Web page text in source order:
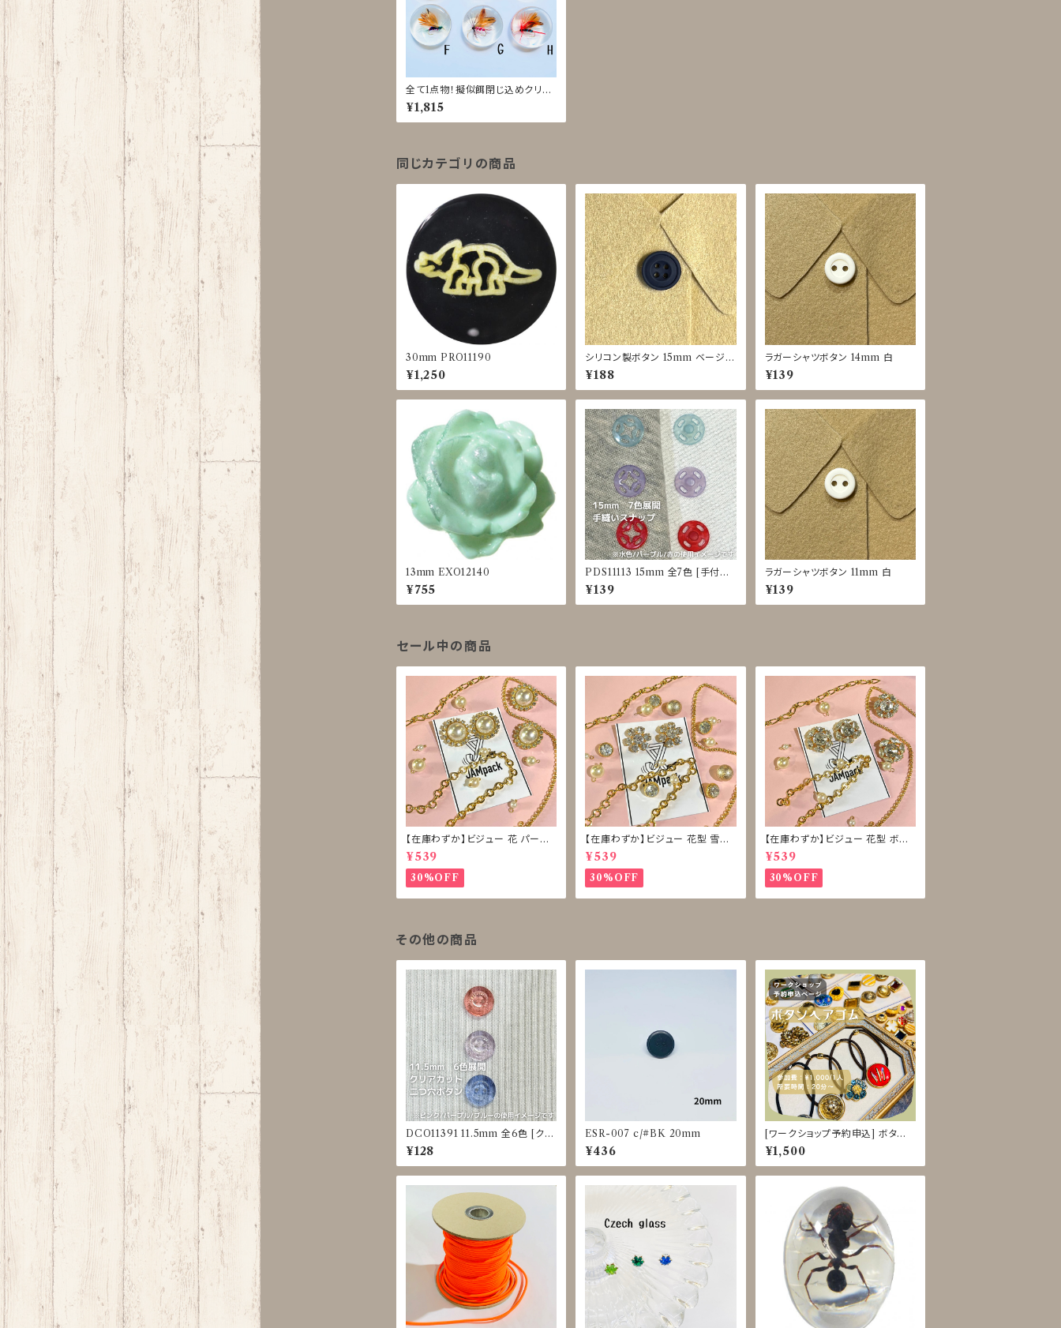
全て1点物！擬似餌閉じ込めクリア
ボタン◇39mm
¥1,815
同じカテゴリの商品
30mm PRO11190
¥1,250
シリコン製ボタン 15mm ベージ
ュ/カーキ/ネイビー/ブラック JIR-
0049
¥188
ラガーシャツボタン 14mm 白
¥139
13mm EXO12140
¥755
PDS11113 15mm 全7色 [手付け
プラスナップ] [カラフル] [ベビー
服]
¥139
ラガーシャツボタン 11mm 白
¥139
セール中の商品
【在庫わずか】ビジュー 花 パール
ボタン 再販なし
¥539
30%OFF
【在庫わずか】ビジュー 花型 雪型
ボタン 再販なし
¥539
30%OFF
【在庫わずか】ビジュー 花型 ボタ
ン 再販なし
¥539
30%OFF
その他の商品
DCO11391 11.5mm 全6色 [クリ
アカラー] [縁あり] [二つ穴ボタン]
¥128
ESR-007 c/#BK 20mm
¥436
[ワークショップ予約申込] ボタン
ヘアゴム クラフト体験 8/18-22
¥1,500